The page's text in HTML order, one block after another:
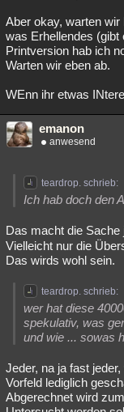
Aber okay, warten
was Erhellendes (gibt
Printversion hab ich
Warten wir eben ab.
WEnn ihr etwas
emanon
anwesend
teardrop. schrieb:
Ich hab doch den
Das macht die Sache
Vielleicht nur die
Das wirds wohl sein.
teardrop. schrieb:
wer hat diese
spekulativ, was
und wie ... sowas
Jeder, na ja fast
Vorfeld lediglich
Abgerechnet wird